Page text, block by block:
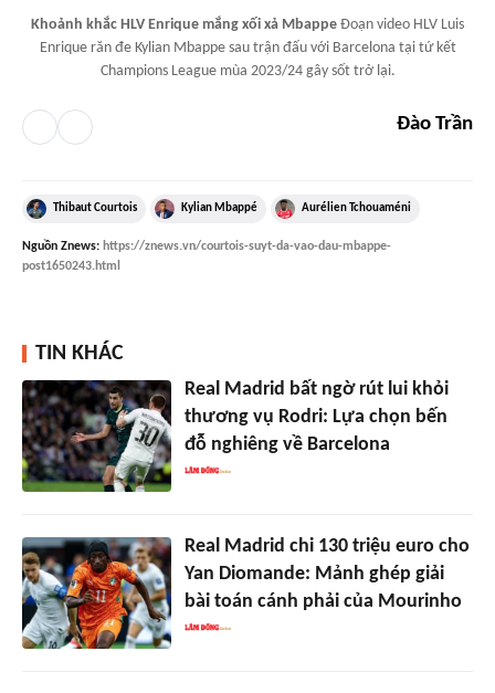
Khoảnh khắc HLV Enrique mắng xối xả Mbappe Đoạn video HLV Luis
Enrique răn đe Kylian Mbappe sau trận đấu với Barcelona tại tứ kết
Champions League mùa 2023/24 gây sốt trở lại.
Đào Trần
Thibaut Courtois Kylian Mbappé Aurélien Tchouaméni
Nguồn Znews: https://znews.vn/courtois-suyt-da-vao-dau-mbappe-
post1650243.html
TIN KHÁC
Real Madrid bất ngờ rút lui khỏi
thương vụ Rodri: Lựa chọn bến
đỗ nghiêng về Barcelona
Real Madrid chi 130 triệu euro cho
Yan Diomande: Mảnh ghép giải
bài toán cánh phải của Mourinho